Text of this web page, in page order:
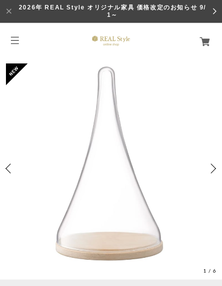
2026年 REAL Style オリジナル家具 価格改定のお知らせ 9/
1～
1 /6